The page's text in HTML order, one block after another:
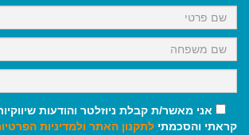
k
p
m
אני מאשר/ת קבלת ניוזלטר והודעות
קראתי והסכמתי לתקנון האתר ולמדיניות